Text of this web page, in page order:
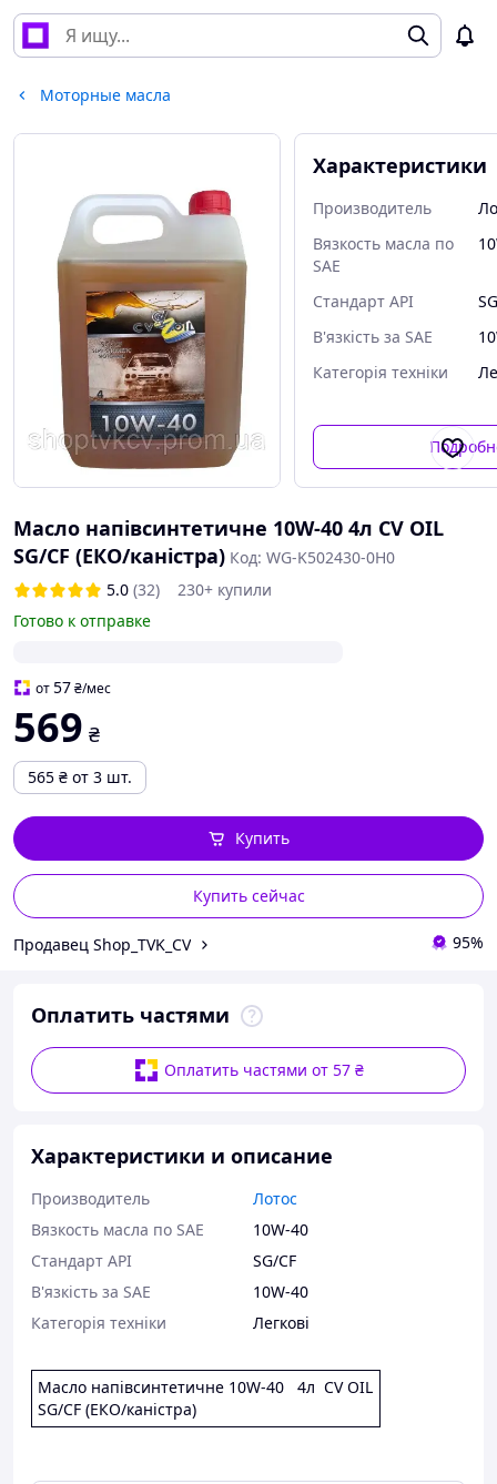
Моторные масла
Характеристики
Производитель
Вязкость масла по
SAE
Стандарт API
В'язкість за SAE
Категорія техніки
Масло напівсинтетичне 10W-40 4л СV OIL
SG/CF (ЕКО/каністра) Код: WG-K502430-0H0
5.0 (32)
230+ купили
Готово к отправке
от57₴/мес
569 ₴
565 ₴ от 3 шт.
Купить сейчас
Купить
Продавец Shop_TVK_CV 95%
Оплатить частями
Оплатить частями от 57 ₴
Характеристики и описание
Производитель
Лотос
Вязкость масла по SAE
10W-40
Стандарт API
SG/CF
В'язкість за SAE
10W-40
Категорія техніки
Легкові
Масло напівсинтетичне 10W-40 4л СV OIL
SG/CF (ЕКО/каністра)